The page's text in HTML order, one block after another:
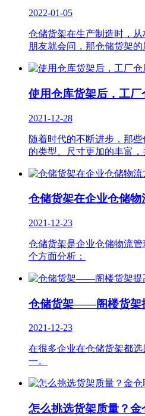
2022-01-05
仓储货架在生产制造时，
朋友就会问，那仓储货架
使用仓库货架后，工
2021-12-28
随着时代的不断进步，那
的类型、尺寸更加的丰富
仓储货架在企业仓储物
2021-12-23
仓储货架是企业仓储物流
个方面分析：
仓储货架——阁楼货架
2021-12-23
在很多企业在仓储货架都
一。
怎么挑选货架质量？